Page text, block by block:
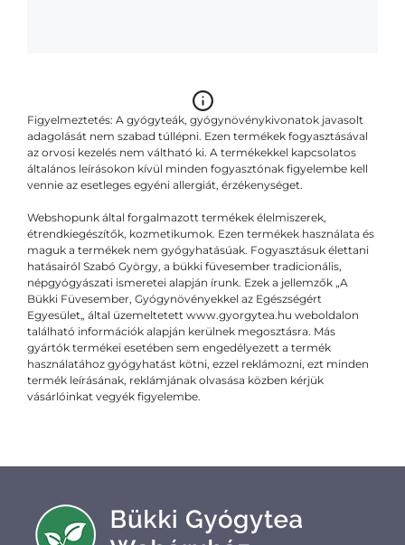
Figyelmeztetés: A gyógyteák, gyógynövénykivonatok javasolt
adagolását nem szabad túllépni. Ezen termékek fogyasztásával
az orvosi kezelés nem váltható ki. A termékekkel kapcsolatos
általános leírásokon kívül minden fogyasztónak figyelembe kell
vennie az esetleges egyéni allergiát, érzékenységet.
Webshopunk által forgalmazott termékek élelmiszerek,
étrendkiegészítők, kozmetikumok. Ezen termékek használata és
maguk a termékek nem gyógyhatásúak. Fogyasztásuk élettani
hatásairól Szabó György, a bükki füvesember tradicionális,
népgyógyászati ismeretei alapján írunk. Ezek a jellemzők „A
Bükki Füvesember, Gyógynövényekkel az Egészségért
Egyesület„ által üzemeltetett www.gyorgytea.hu weboldalon
található információk alapján kerülnek megosztásra. Más
gyártók termékei esetében sem engedélyezett a termék
használatához gyógyhatást kötni, ezzel reklámozni, ezt minden
termék leírásának, reklámjának olvasása közben kérjük
vásárlóinkat vegyék figyelembe.​